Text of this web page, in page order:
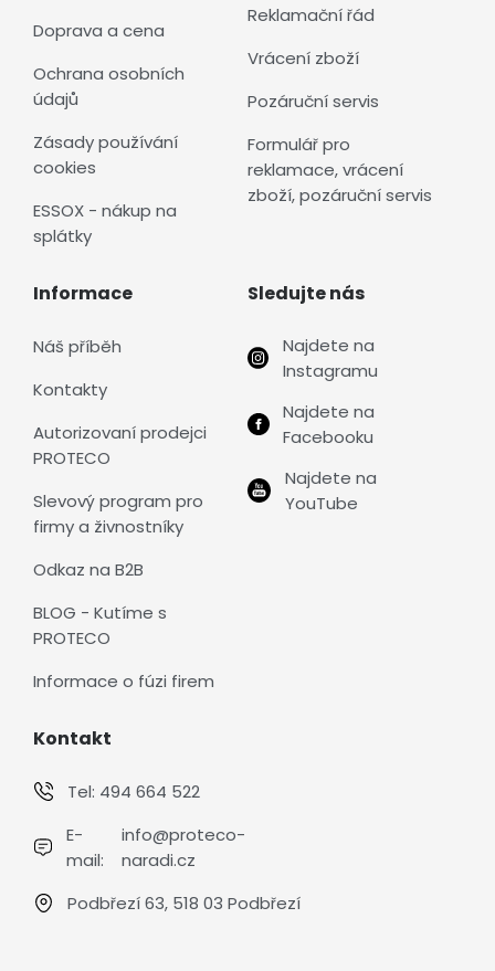
Doprava a cena
Ochrana osobních
údajů
Zásady používání
cookies
ESSOX - nákup na
splátky
Reklamační řád
Vrácení zboží
Pozáruční servis
Formulář pro
reklamace, vrácení
zboží, pozáruční servis
Informace
Náš příběh
Kontakty
Autorizovaní prodejci
PROTECO
Slevový program pro
firmy a živnostníky
Odkaz na B2B
BLOG - Kutíme s
PROTECO
Informace o fúzi firem
Sledujte nás
Najdete na
Instagramu
Najdete na
Facebooku
Najdete na
YouTube
Kontakt
Tel: 494 664 522
E-
mail:
info@proteco-
naradi.cz
Podbřezí 63, 518 03 Podbřezí